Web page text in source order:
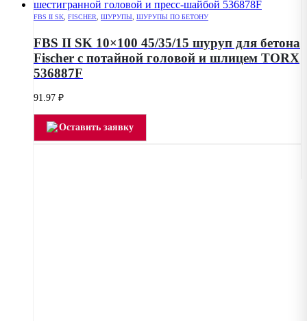
FBS II SK FISCHER ШУРУПЫ ШУРУПЫ ПО БЕТОНУ
FBS II SK 10×100 45/35/15 шуруп для бетона
Fischer с потайной головой и шлицем TORX
536887F
91.97 ₽
Оставить заявку